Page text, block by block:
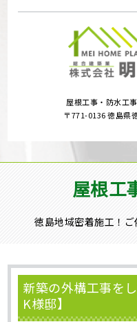
屋根工事・防水工
〒771-0136 徳島県
屋根工
徳島地域密着施工！
新築の外構工事を
K様邸】